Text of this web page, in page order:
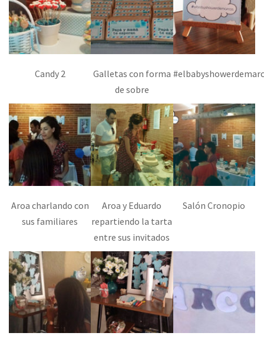
Candy 2
Galletas con forma
de sobre
Aroa charlando con
sus familiares
Aroa y Eduardo
repartiendo la tarta
entre sus invitados
Salón Cronopio